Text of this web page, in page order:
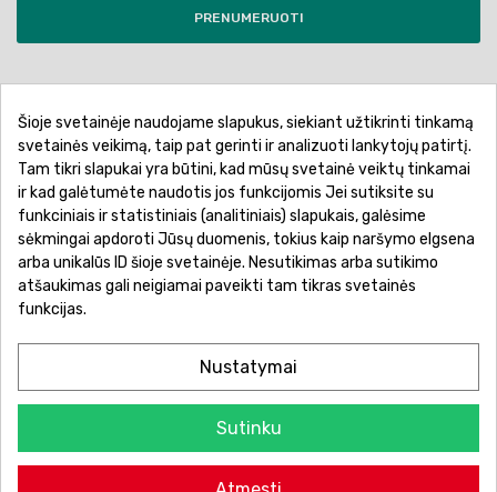
PRENUMERUOTI
Pirkimo sąlygos ir taisyklės
Privatumo politika
Garantinis aptarnavimas
Prekių pristatymas
Prekių grąžinimas
Atsiskaitymo būdai
Šioje svetainėje naudojame slapukus, siekiant užtikrinti tinkamą
svetainės veikimą, taip pat gerinti ir analizuoti lankytojų patirtį.
Tam tikri slapukai yra būtini, kad mūsų svetainė veiktų tinkamai
ir kad galėtumėte naudotis jos funkcijomis Jei sutiksite su
funkciniais ir statistiniais (analitiniais) slapukais, galėsime
sėkmingai apdoroti Jūsų duomenis, tokius kaip naršymo elgsena
arba unikalūs ID šioje svetainėje. Nesutikimas arba sutikimo
atšaukimas gali neigiamai paveikti tam tikras svetainės
funkcijas.
Nustatymai
Sutinku